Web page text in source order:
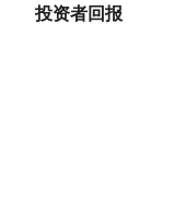
投资者回报